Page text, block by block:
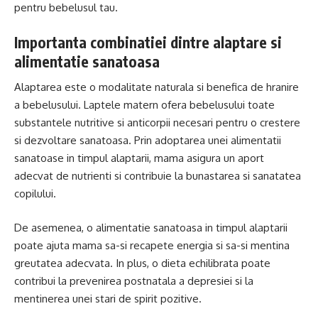
pentru bebelusul tau.
Importanta combinatiei dintre alaptare si
alimentatie sanatoasa
Alaptarea este o modalitate naturala si benefica de hranire
a bebelusului. Laptele matern ofera bebelusului toate
substantele nutritive si anticorpii necesari pentru o crestere
si dezvoltare sanatoasa. Prin adoptarea unei alimentatii
sanatoase in timpul alaptarii, mama asigura un aport
adecvat de nutrienti si contribuie la bunastarea si sanatatea
copilului.
De asemenea, o alimentatie sanatoasa in timpul alaptarii
poate ajuta mama sa-si recapete energia si sa-si mentina
greutatea adecvata. In plus, o dieta echilibrata poate
contribui la prevenirea postnatala a depresiei si la
mentinerea unei stari de spirit pozitive.